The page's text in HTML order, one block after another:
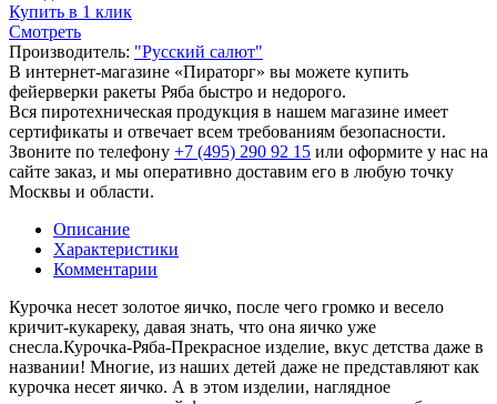
Купить в 1 клик
Смотреть
Производитель: "Русский салют"
В интернет-магазине «Пираторг» вы можете купить
фейерверки ракеты Ряба быстро и недорого.
Вся пиротехническая продукция в нашем магазине имеет
сертификаты и отвечает всем требованиям безопасности.
Звоните по телефону +7 (495) 290 92 15 или оформите у нас на
сайте заказ, и мы оперативно доставим его в любую точку
Москвы и области.
Описание
Характеристики
Комментарии
Курочка несет золотое яичко, после чего громко и весело
кричит-кукареку, давая знать, что она яичко уже
снесла.Курочка-Ряба-Прекрасное изделие, вкус детства даже в
названии! Многие, из наших детей даже не представляют как
курочка несет яичко. А в этом изделии, наглядное